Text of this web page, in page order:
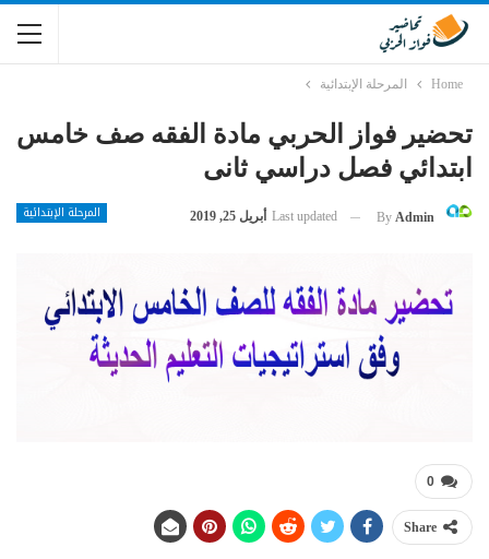
Home المرحلة الإبتدائية
تحضير فواز الحربي مادة الفقه صف خامس
ابتدائي فصل دراسي ثانى
المرحلة الإبتدائية By Admin
Last updated أبريل 25, 2019
0
Share